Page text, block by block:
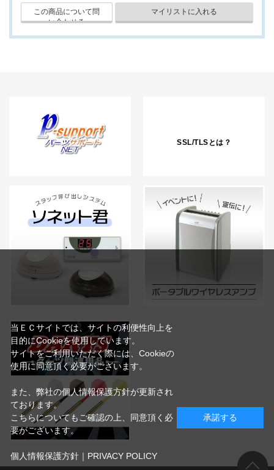
SSL/TLSとは？
当ＥＣサイトでは、サイトの利便性向上を
目的にCookieを使用しています。
サイトをご利用いただく際には、Cookieの
使用に同意頂く必要がございます。
また、弊社の個人情報保護方針が更新され
ております。
こちらについてもご確認の上、同意頂く必
要がございます。
個人情報保護方針｜PRIVACY POLICY
承諾する